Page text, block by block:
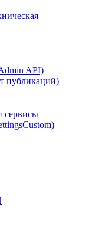
API)
публикаций)
сервисы